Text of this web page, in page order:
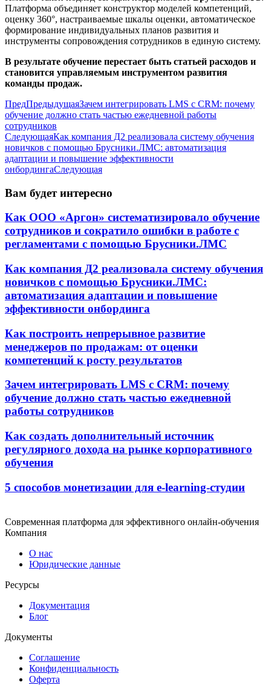
Платформа объединяет конструктор моделей компетенций,
оценку 360°, настраиваемые шкалы оценки, автоматическое
формирование индивидуальных планов развития и
инструменты сопровождения сотрудников в единую систему.
В результате обучение перестает быть статьей расходов и
становится управляемым инструментом развития
команды продаж.
ПредПредыдущаяЗачем интегрировать LMS с CRM: почему
обучение должно стать частью ежедневной работы
сотрудников
СледующаяКак компания Д2 реализовала систему обучения
новичков с помощью Брусники.ЛМС: автоматизация
адаптации и повышение эффективности
онбордингаСледующая
Вам будет интересно
Как ООО «Аргон» систематизировало обучение
сотрудников и сократило ошибки в работе с
регламентами с помощью Брусники.ЛМС
Как компания Д2 реализовала систему обучения
новичков с помощью Брусники.ЛМС:
автоматизация адаптации и повышение
эффективности онбординга
Как построить непрерывное развитие
менеджеров по продажам: от оценки
компетенций к росту результатов
Зачем интегрировать LMS с CRM: почему
обучение должно стать частью ежедневной
работы сотрудников
Как создать дополнительный источник
регулярного дохода на рынке корпоративного
обучения
5 способов монетизации для e-learning-студии
Современная платформа для эффективного онлайн-обучения
Компания
О нас
Юридические данные
Ресурсы
Документация
Блог
Документы
Соглашение
Конфиденциальность
Оферта